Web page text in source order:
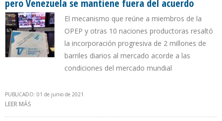
pero Venezuela se mantiene fuera del acuerdo
El mecanismo que reúne a miembros de la
OPEP y otras 10 naciones productoras resaltó
la incorporación progresiva de 2 millones de
barriles diarios al mercado acorde a las
condiciones del mercado mundial
PUBLICADO: 01 de junio de 2021
LEER MÁS